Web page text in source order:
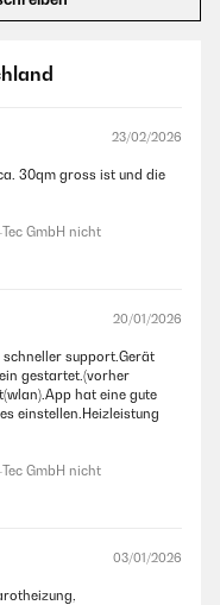
23/02/2026
30qm gross ist und die
GmbH nicht
20/01/2026
schneller support.Gerät
gestartet.(vorher
hat eine gute
einstellen.Heizleistung
GmbH nicht
03/01/2026